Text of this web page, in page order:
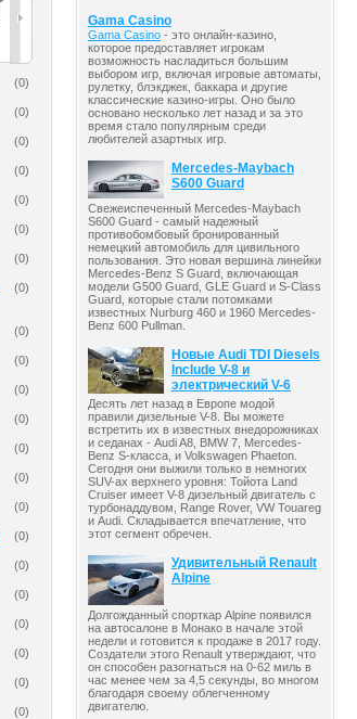
Масла Мост
(0)
(0)
(0)
(0)
(0)
(0)
(0)
(0)
(0)
(0)
(0)
(0)
(0)
(0)
(0)
(0)
(0)
(0)
(0)
(0)
(0)
(0)
Gama Casino
Gama Casino - это онлайн-казино,
которое предоставляет игрокам
возможность насладиться большим
выбором игр, включая игровые автоматы,
рулетку, блэкджек, баккара и другие
классические казино-игры. Оно было
основано несколько лет назад и за это
время стало популярным среди
любителей азартных игр.
Mercedes-Maybach
S600 Guard
Свежеиспеченный Mercedes-Maybach
S600 Guard - самый надежный
противобомбовый бронированный
немецкий автомобиль для цивильного
пользования. Это новая вершина линейки
Mercedes-Benz S Guard, включающая
модели G500 Guard, GLE Guard и S-Class
Guard, которые стали потомками
известных Nurburg 460 и 1960 Mercedes-
Benz 600 Pullman.
Новые Audi TDI Diesels
Include V-8 и
электрический V-6
Десять лет назад в Европе модой
правили дизельные V-8. Вы можете
встретить их в известных внедорожниках
и седанах - Audi A8, BMW 7, Mercedes-
Benz S-класса, и Volkswagen Phaeton.
Сегодня они выжили только в немногих
SUV-ах верхнего уровня: Тойота Land
Cruiser имеет V-8 дизельный двигатель с
турбонаддувом, Range Rover, VW Touareg
и Audi. Складывается впечатление, что
этот сегмент обречен.
Удивительный Renault
Alpine
Долгожданный спорткар Alpine появился
на автосалоне в Монако в начале этой
недели и готовится к продаже в 2017 году.
Создатели этого Renault утверждают, что
он способен разогнаться на 0-62 миль в
час менее чем за 4,5 секунды, во многом
благодаря своему облегченному
двигателю.